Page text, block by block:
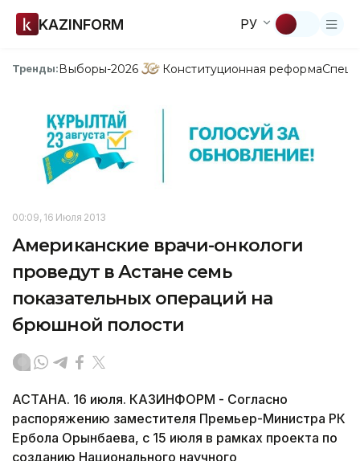
KAZINFORM РУ
Тренды:Выборы-2026 Конституционная реформа
00:09, 16 Июля 2013
Американские врачи-онкологи
проведут в Астане семь
показательных операций на
брюшной полости
АСТАНА. 16 июля. КАЗИНФОРМ - Согласно
распоряжению заместителя Премьер-Министра РК
Ербола Орынбаева, с 15 июля в рамках проекта по
созданию Национального научного